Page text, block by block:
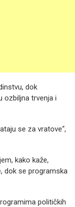
dok
ozbiljna trvenja i
se za vratove“,
kako kaže,
dok se programska
političkih